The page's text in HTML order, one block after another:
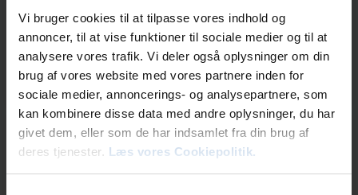
Vi bruger cookies til at tilpasse vores indhold og
annoncer, til at vise funktioner til sociale medier og til at
analysere vores trafik. Vi deler også oplysninger om din
brug af vores website med vores partnere inden for
sociale medier, annoncerings- og analysepartnere, som
kan kombinere disse data med andre oplysninger, du har
givet dem, eller som de har indsamlet fra din brug af
deres tjenester. Læs vores Cookiepolitik.
Øer Martime Ferieby